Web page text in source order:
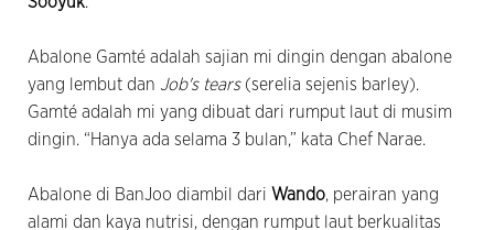
Abalone Gamté adalah sajian mi dingin dengan abalone
yang lembut dan Job's tears(serelia sejenis barley).
Gamté adalah mi yang dibuat dari rumput laut di musim
dingin. “Hanya ada selama 3 bulan,” kata Chef Narae.
Abalone di BanJoo diambil dari Wando, perairan yang
alami dan kaya nutrisi, dengan rumput laut berkualitas